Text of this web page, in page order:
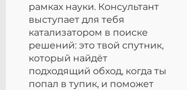
рамках науки. Консультант
выступает для тебя
катализатором в поиске
решений: это твой спутник,
который найдёт
подходящий обход, когда ты
попал в тупик, и поможет